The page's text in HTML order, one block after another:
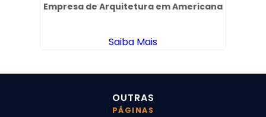
Empresa de Arquitetura em Americana
Saiba Mais
OUTRAS
PÁGINAS